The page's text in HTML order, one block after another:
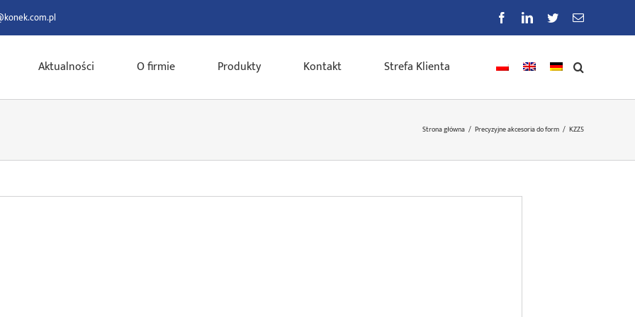
FacebookLinkedIn
TwitterE-
Aktualności O firmie Produkty Kontakt Strefa Klienta
Strona główna / Precyzyjne akcesoria do form / KZZ5